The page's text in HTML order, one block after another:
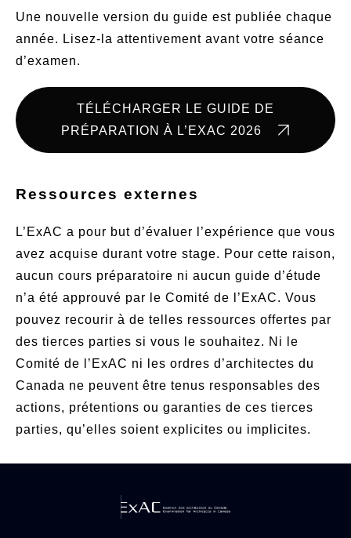
Une nouvelle version du guide est publiée chaque
année. Lisez-la attentivement avant votre séance
d’examen.
TÉLÉCHARGER LE GUIDE DE
PRÉPARATION À L’EXAC 2026
Ressources externes
L’ExAC a pour but d’évaluer l’expérience que vous
avez acquise durant votre stage. Pour cette raison,
aucun cours préparatoire ni aucun guide d’étude
n’a été approuvé par le Comité de l’ExAC. Vous
pouvez recourir à de telles ressources offertes par
des tierces parties si vous le souhaitez. Ni le
Comité de l’ExAC ni les ordres d’architectes du
Canada ne peuvent être tenus responsables des
actions, prétentions ou garanties de ces tierces
parties, qu’elles soient explicites ou implicites.